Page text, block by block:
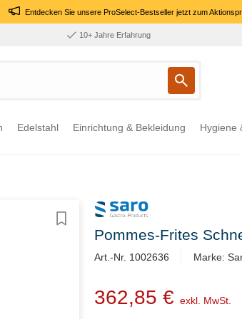
Entdecken Sie unsere ProSelect-Bestseller jetzt zum
10+ Jahre Erfahrung
Edelstahl Einrichtung & Bekleidung Hygiene
Pommes-Frites
Art.-Nr. 1002636 Marke:
362,85 € exkl. MwSt.